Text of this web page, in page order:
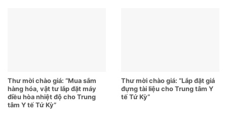
Thư mời chào giá: “Mua sắm
hàng hóa, vật tư lắp đặt máy
điều hòa nhiệt độ cho Trung
tâm Y tế Tứ Kỳ”
Thư mời chào giá: “Lắp đặt giá
đựng tài liệu cho Trung tâm Y
tế Tứ Kỳ”